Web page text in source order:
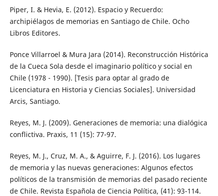
Piper, I. & Hevia, E. (2012). Espacio y Recuerdo:
archipiélagos de memorias en Santiago de Chile. Ocho
Libros Editores.
Ponce Villarroel & Mura Jara (2014). Reconstrucción Histórica
de la Cueca Sola desde el imaginario político y social en
Chile (1978 - 1990). [Tesis para optar al grado de
Licenciatura en Historia y Ciencias Sociales]. Universidad
Arcis, Santiago.
Reyes, M. J. (2009). Generaciones de memoria: una dialógica
conflictiva. Praxis, 11 (15): 77-97.
Reyes, M. J., Cruz, M. A., & Aguirre, F. J. (2016). Los lugares
de memoria y las nuevas generaciones: Algunos efectos
políticos de la transmisión de memorias del pasado reciente
de Chile. Revista Española de Ciencia Política, (41): 93-114.